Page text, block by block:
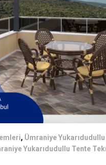
, Ümraniye Yukarıdudullu
Yukarıdudullu Tente